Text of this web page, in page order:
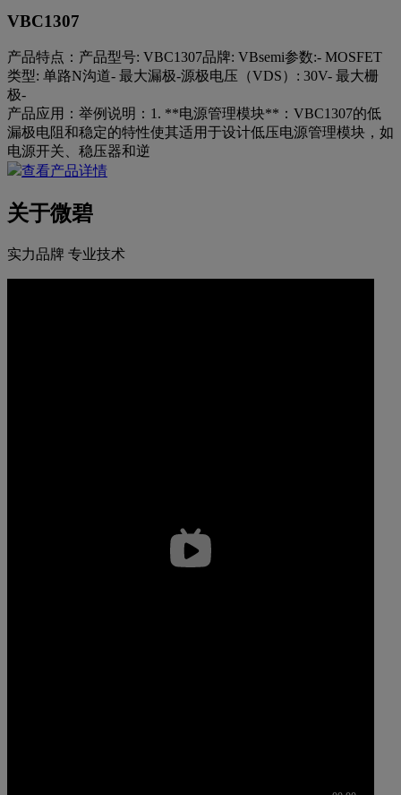
VBC1307
产品特点： 产品型号: VBC1307品牌: VBsemi参数:- MOSFET
类型: 单路N沟道- 最大漏极-源极电压（VDS）: 30V- 最大栅
极-
产品应用： 举例说明：1. **电源管理模块**：VBC1307的低
漏极电阻和稳定的特性使其适用于设计低压电源管理模块，如
电源开关、稳压器和逆
查看产品详情
关于微碧
实力品牌 专业技术